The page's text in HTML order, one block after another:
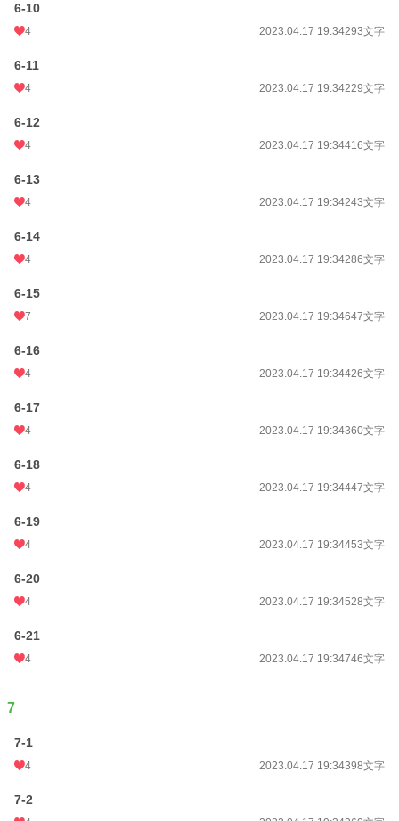
6-10
4 2023.04.17 19:34293文字
6-11
4 2023.04.17 19:34229文字
6-12
4 2023.04.17 19:34416文字
6-13
4 2023.04.17 19:34243文字
6-14
4 2023.04.17 19:34286文字
6-15
7 2023.04.17 19:34647文字
6-16
4 2023.04.17 19:34426文字
6-17
4 2023.04.17 19:34360文字
6-18
4 2023.04.17 19:34447文字
6-19
4 2023.04.17 19:34453文字
6-20
4 2023.04.17 19:34528文字
6-21
4 2023.04.17 19:34746文字
7
7-1
4 2023.04.17 19:34398文字
7-2